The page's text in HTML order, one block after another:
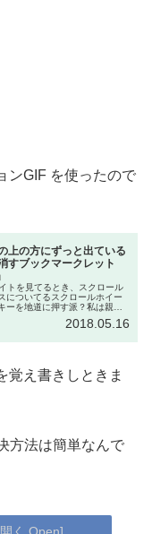
ンGIF を使ったので
上の方にずっと出ている
すブックマークレット
トを見てるとき、スクロール
についてるスクロールホイー
ーを地道に押す派？私は親指
2018.05.16
覚え書きしときま
方法は簡単なんで